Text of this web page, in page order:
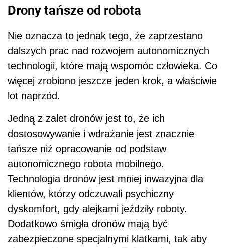
Drony tańsze od robota
Nie oznacza to jednak tego, że zaprzestano
dalszych prac nad rozwojem autonomicznych
technologii, które mają wspomóc człowieka. Co
więcej zrobiono jeszcze jeden krok, a właściwie
lot naprzód.
Jedną z zalet dronów jest to, że ich
dostosowywanie i wdrażanie jest znacznie
tańsze niż opracowanie od podstaw
autonomicznego robota mobilnego.
Technologia dronów jest mniej inwazyjna dla
klientów, którzy odczuwali psychiczny
dyskomfort, gdy alejkami jeździły roboty.
Dodatkowo śmigła dronów mają być
zabezpieczone specjalnymi klatkami, tak aby